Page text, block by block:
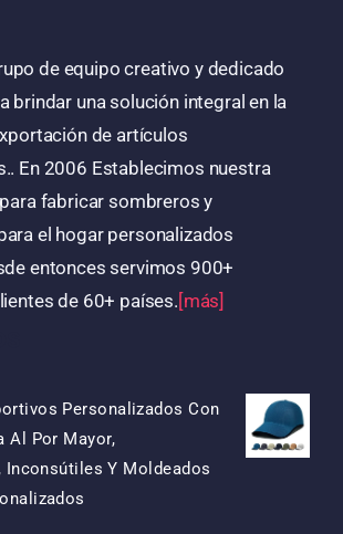
de equipo creativo y dedicado
brindar una solución integral en la
de artículos
En 2006 Establecimos nuestra
fabricar sombreros y
el hogar personalizados
entonces servimos 900+
de 60+ países. [más]
Personalizados Con
Al Por Mayor,
Inconsútiles Y Moldeados